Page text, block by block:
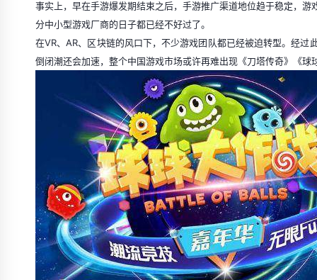
事实上，早在手游爆发期结束之后，手游推广渠道地位趋于稳定，
分中小型游戏厂商的日子都已经不好过了。
在VR、AR、区块链的风口下，不少游戏团队都已经被迫转型。经
倒闭潮还会加速，整个中国游戏市场或许再难出现《刀塔传奇》《